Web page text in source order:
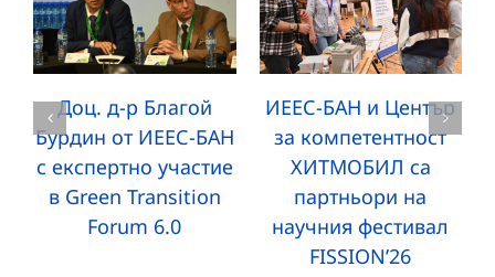
Доц. д-р Благой
Бурдин от ИЕЕС-БАН
с експертно участие
в Green Transition
Forum 6.0
ИЕЕС-БАН и Център
за компетентност
ХИТМОБИЛ са
партньори на
научния фестивал
FISSION’26